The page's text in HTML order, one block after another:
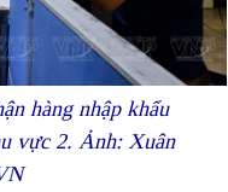
hàng nhập khẩu
vực 2. Ảnh: Xuân